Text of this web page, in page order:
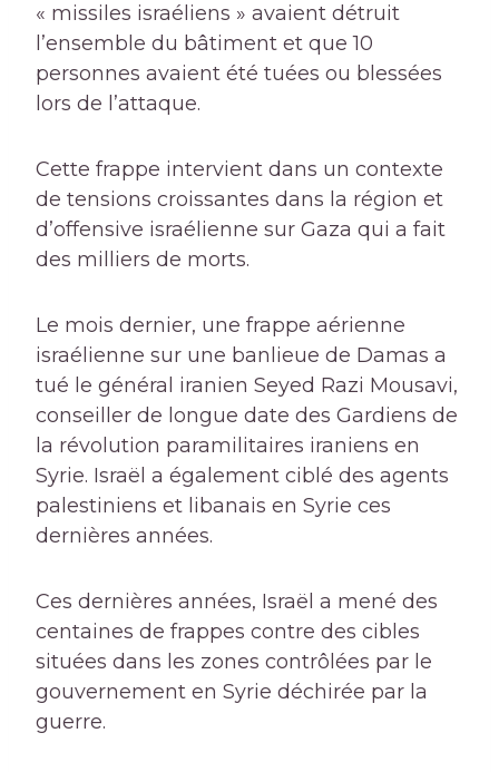
« missiles israéliens » avaient détruit
l’ensemble du bâtiment et que 10
personnes avaient été tuées ou blessées
lors de l’attaque.
Cette frappe intervient dans un contexte
de tensions croissantes dans la région et
d’offensive israélienne sur Gaza qui a fait
des milliers de morts.
Le mois dernier, une frappe aérienne
israélienne sur une banlieue de Damas a
tué le général iranien Seyed Razi Mousavi,
conseiller de longue date des Gardiens de
la révolution paramilitaires iraniens en
Syrie. Israël a également ciblé des agents
palestiniens et libanais en Syrie ces
dernières années.
Ces dernières années, Israël a mené des
centaines de frappes contre des cibles
situées dans les zones contrôlées par le
gouvernement en Syrie déchirée par la
guerre.